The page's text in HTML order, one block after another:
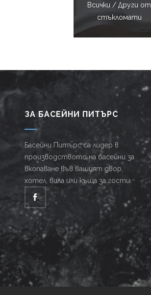
Всички / Други от
стъкломати
ЗА БАСЕЙНИ ПИТЪРС
Басейни Питърс са лидер в
производството на басейни за
вкопаване във вашият двор,
хотел, вила или къща за гости.